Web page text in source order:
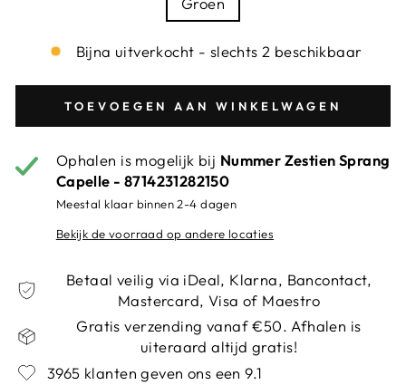
Bijna uitverkocht - slechts 2 beschikbaar
TOEVOEGEN AAN WINKELWAGEN
Ophalen is mogelijk bij Nummer Zestien Sprang
Capelle - 8714231282150
Meestal klaar binnen 2-4 dagen
Bekijk de voorraad op andere locaties
Betaal veilig via iDeal, Klarna, Bancontact,
Mastercard, Visa of Maestro
Gratis verzending vanaf €50. Afhalen is
uiteraard altijd gratis!
3965 klanten geven ons een 9.1